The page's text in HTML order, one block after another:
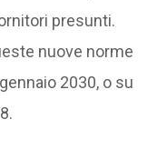
presunti.
nuove norme
2030, o su